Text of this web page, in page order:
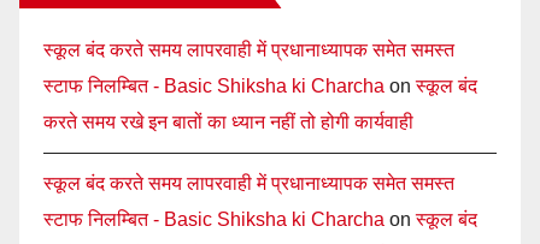
स्कूल बंद करते समय लापरवाही में प्रधानाध्यापक समेत समस्त
स्टाफ निलम्बित - Basic Shiksha ki Charcha onस्कूल बंद
करते समय रखे इन बातों का ध्यान नहीं तो होगी कार्यवाही
स्कूल बंद करते समय लापरवाही में प्रधानाध्यापक समेत समस्त
स्टाफ निलम्बित - Basic Shiksha ki Charcha onस्कूल बंद